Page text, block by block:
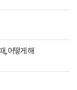
, 어떻게 해